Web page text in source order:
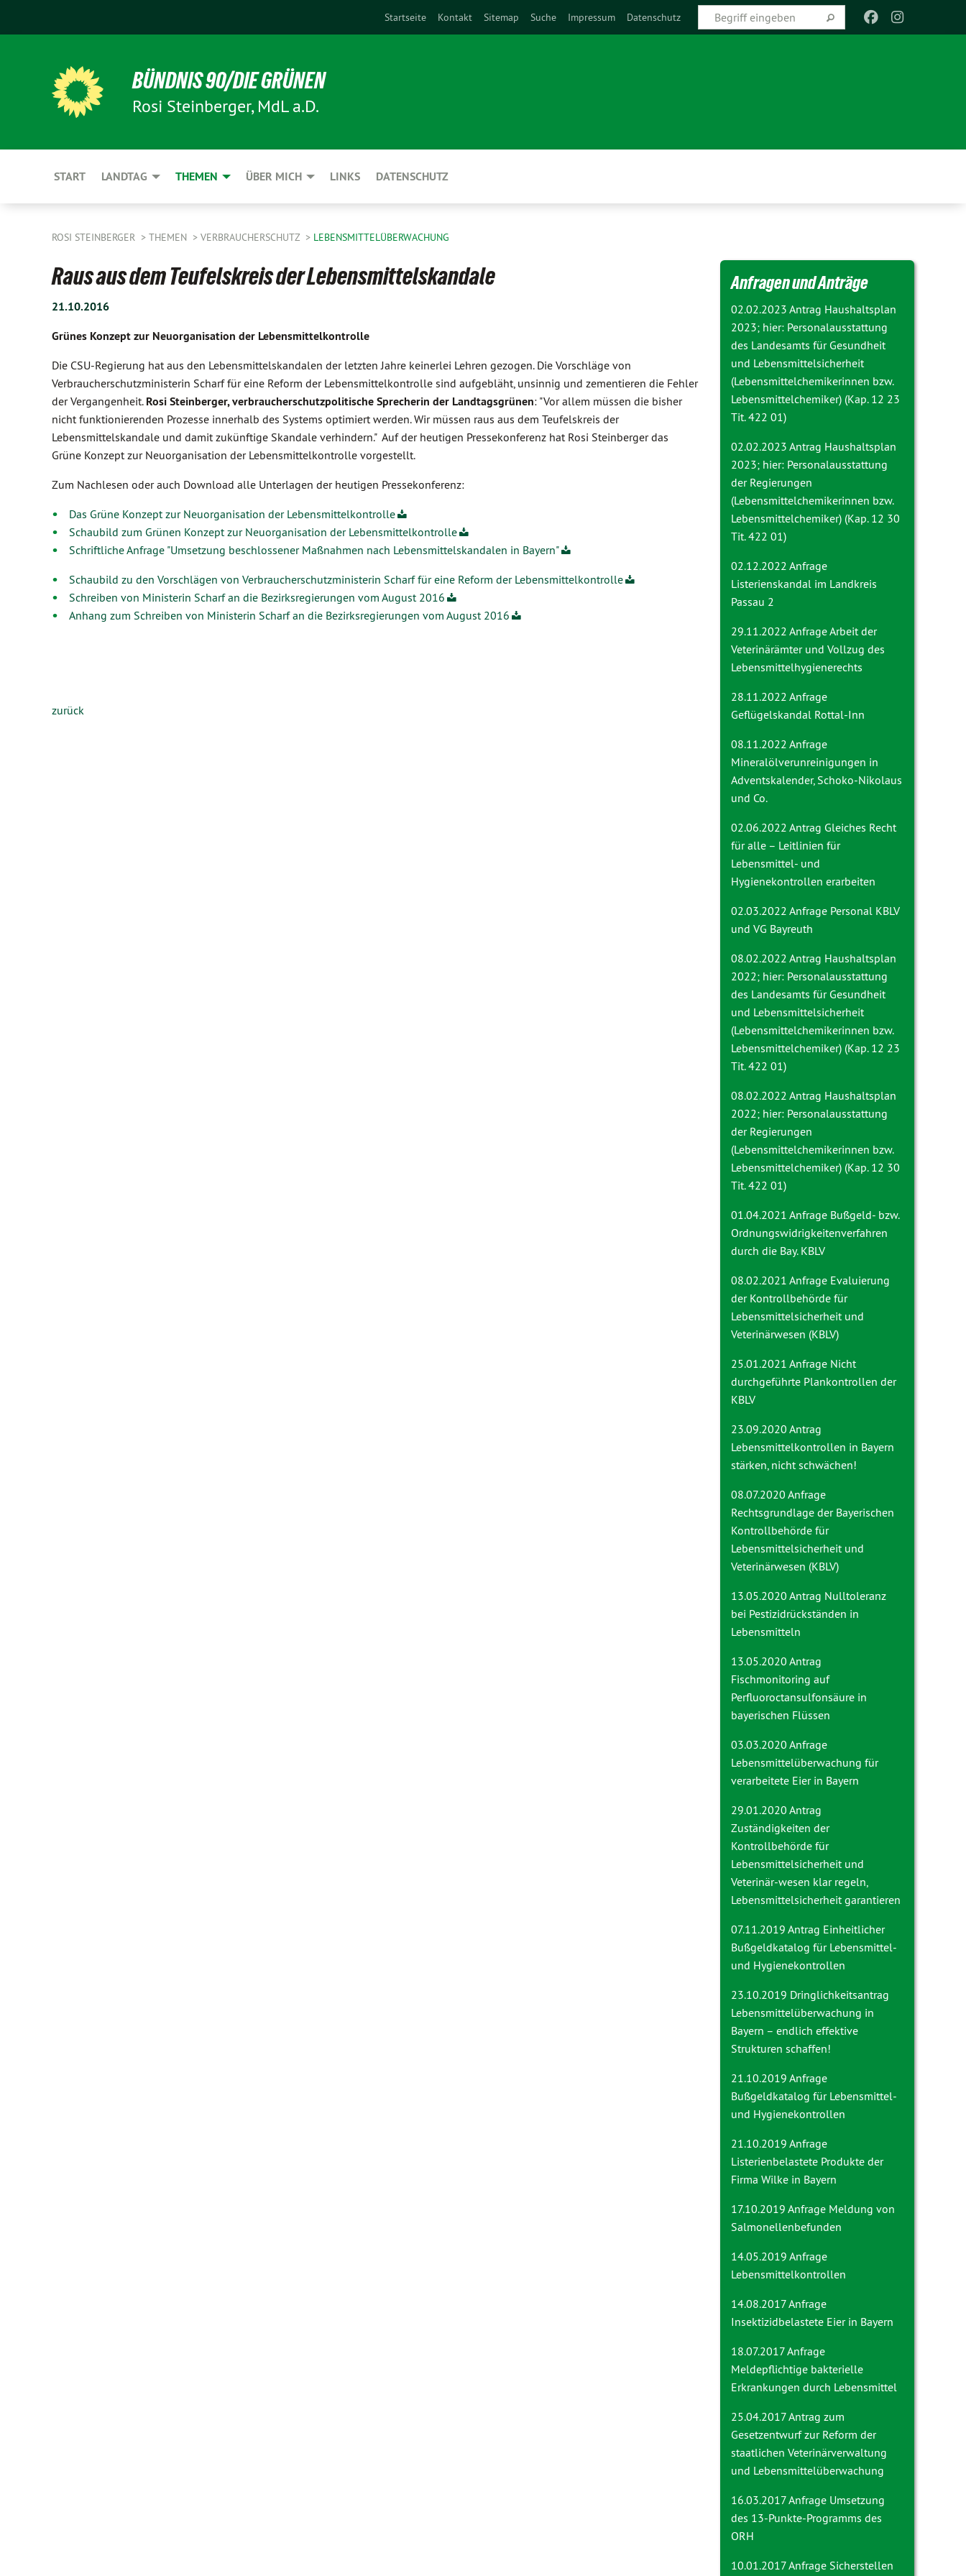
Startseite Kontakt Sitemap Suche Impressum Datenschutz
BÜNDNIS 90/DIE GRÜNEN
Rosi Steinberger, MdL a.D.
START LANDTAG THEMEN ÜBER MICH LINKS DATENSCHUTZ
ROSI STEINBERGER THEMEN VERBRAUCHERSCHUTZ LEBENSMITTELÜBERWACHUNG
Raus aus dem Teufelskreis der Lebensmittelskandale
21.10.2016
Grünes Konzept zur Neuorganisation der Lebensmittelkontrolle
Die CSU-Regierung hat aus den Lebensmittelskandalen der letzten Jahre keinerlei Lehren gezogen. Die Vorschläge von
Verbraucherschutzministerin Scharf für eine Reform der Lebensmittelkontrolle sind aufgebläht, unsinnig und zementieren die Fehler
der Vergangenheit. Rosi Steinberger,verbraucherschutzpolitische Sprecherin der Landtagsgrünen: "Vor allem müssen die bisher
nicht funktionierenden Prozesse innerhalb des Systems optimiert werden. Wir müssen raus aus dem Teufelskreis der
Lebensmittelskandale und damit zukünftige Skandale verhindern." Auf der heutigen Pressekonferenz hat Rosi Steinberger das
Grüne Konzept zur Neuorganisation der Lebensmittelkontrolle vorgestellt.
Zum Nachlesen oder auch Download alle Unterlagen der heutigen Pressekonferenz:
Das Grüne Konzept zur Neuorganisation der Lebensmittelkontrolle
Schaubild zum Grünen Konzept zur Neuorganisation der Lebensmittelkontrolle
Schriftliche Anfrage "Umsetzung beschlossener Maßnahmen nach Lebensmittelskandalen in Bayern"
Schaubild zu den Vorschlägen von Verbraucherschutzministerin Scharf für eine Reform der Lebensmittelkontrolle
Schreiben von Ministerin Scharf an die Bezirksregierungen vom August 2016
Anhang zum Schreiben von Ministerin Scharf an die Bezirksregierungen vom August 2016
zurück
Anfragen und Anträge
02.02.2023 Antrag Haushaltsplan
2023; hier: Personalausstattung
des Landesamts für Gesundheit
und Lebensmittelsicherheit
(Lebensmittelchemikerinnen bzw.
Lebensmittelchemiker) (Kap. 12 23
Tit. 422 01)
02.02.2023 Antrag Haushaltsplan
2023; hier: Personalausstattung
der Regierungen
(Lebensmittelchemikerinnen bzw.
Lebensmittelchemiker) (Kap. 12 30
Tit. 422 01)
02.12.2022 Anfrage
Listerienskandal im Landkreis
Passau 2
29.11.2022 AnfrageArbeit der
Veterinärämter und Vollzug des
Lebensmittelhygienerechts
28.11.2022 Anfrage
Geflügelskandal Rottal-Inn
08.11.2022 Anfrage
Mineralölverunreinigungen in
Adventskalender, Schoko-Nikolaus
und Co.
02.06.2022 Antrag Gleiches Recht
für alle – Leitlinien für
Lebensmittel- und
Hygienekontrollen erarbeiten
02.03.2022 Anfrage Personal KBLV
und VG Bayreuth
08.02.2022 Antrag Haushaltsplan
2022; hier: Personalausstattung
des Landesamts für Gesundheit
und Lebensmittelsicherheit
(Lebensmittelchemikerinnen bzw.
Lebensmittelchemiker) (Kap. 12 23
Tit. 422 01)
08.02.2022 Antrag Haushaltsplan
2022; hier: Personalausstattung
der Regierungen
(Lebensmittelchemikerinnen bzw.
Lebensmittelchemiker) (Kap. 12 30
Tit. 422 01)
01.04.2021 Anfrage Bußgeld- bzw.
Ordnungswidrigkeitenverfahren
durch die Bay. KBLV
08.02.2021 Anfrage Evaluierung
der Kontrollbehörde für
Lebensmittelsicherheit und
Veterinärwesen (KBLV)
25.01.2021 Anfrage Nicht
durchgeführte Plankontrollen der
KBLV
23.09.2020 Antrag
Lebensmittelkontrollen in Bayern
stärken, nicht schwächen!
08.07.2020 Anfrage
Rechtsgrundlage der Bayerischen
Kontrollbehörde für
Lebensmittelsicherheit und
Veterinärwesen (KBLV)
13.05.2020 Antrag Nulltoleranz
bei Pestizidrückständen in
Lebensmitteln
13.05.2020 Antrag
Fischmonitoring auf
Perfluoroctansulfonsäure in
bayerischen Flüssen
03.03.2020 Anfrage
Lebensmittelüberwachung für
verarbeitete Eier in Bayern
29.01.2020 Antrag
Zuständigkeiten der
Kontrollbehörde für
Lebensmittelsicherheit und
Veterinär-wesen klar regeln,
Lebensmittelsicherheit garantieren
07.11.2019 Antrag Einheitlicher
Bußgeldkatalog für Lebensmittel-
und Hygienekontrollen
23.10.2019 Dringlichkeitsantrag
Lebensmittelüberwachung in
Bayern – endlich effektive
Strukturen schaffen!
21.10.2019 Anfrage
Bußgeldkatalog für Lebensmittel-
und Hygienekontrollen
21.10.2019 Anfrage
Listerienbelastete Produkte der
Firma Wilke in Bayern
17.10.2019 Anfrage Meldung von
Salmonellenbefunden
14.05.2019 Anfrage
Lebensmittelkontrollen
14.08.2017 Anfrage
Insektizidbelastete Eier in Bayern
18.07.2017 Anfrage
Meldepflichtige bakterielle
Erkrankungen durch Lebensmittel
25.04.2017 Antrag zum
Gesetzentwurf zur Reform der
staatlichen Veterinärverwaltung
und Lebensmittelüberwachung
16.03.2017 Anfrage Umsetzung
des 13-Punkte-Programms des
ORH
10.01.2017 Anfrage Sicherstellen